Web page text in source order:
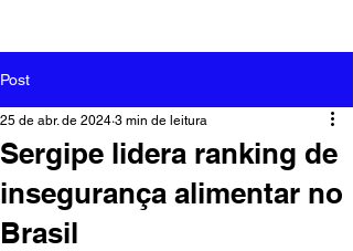
Post
Sergipe lidera ranking de
insegurança alimentar no
Brasil
25 de abr. de 2024 3 min de leitura